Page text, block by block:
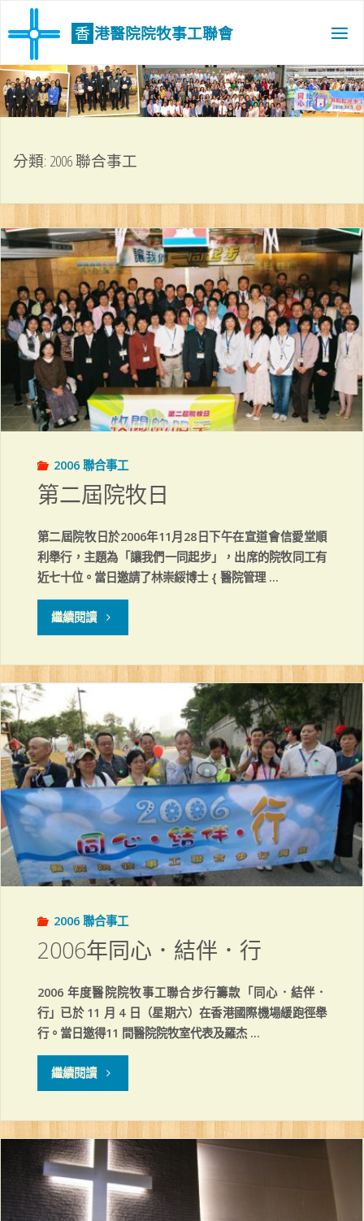
to
香 港醫院院牧事工聯會
分類: 2006 聯合事工
2006 聯合事工
第二屆院牧日
第二屆院牧日於2006年11月28日下午在宣道會信愛堂順
利舉行，主題為「讓我們一同起步」，出席的院牧同工有
近七十位。當日邀請了林崇綏博士 { 醫院管理 …
繼續閱讀"第
屆
院
牧
日"
2006 聯合事工
2006年同心．結伴．行
2006 年度醫院院牧事工聯合步行籌款「同心．結伴．
行」已於 11 月 4 日（星期六）在香港國際機場緩跑徑舉
行。當日邀得11 間醫院院牧室代表及羅杰 …
繼續閱讀"2006
同
心．